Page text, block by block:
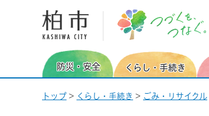
柏市 つづくを、つなぐ。
防災・安全 くらし・手続き
トップ > くらし・手続き > ごみ・リサイクル